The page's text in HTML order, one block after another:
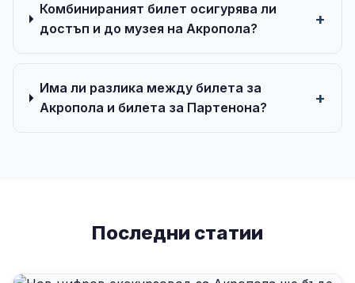
Комбинираният билет осигурява ли
достъп и до музея на Акропола?
Има ли разлика между билета за
Акропола и билета за Партенона?
Последни статии